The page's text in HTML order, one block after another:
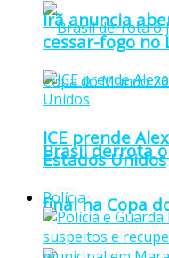
Brasil derrota o
final na Copa
Irã anuncia
cessar-fogo no
ICE prende
Estados Unidos
Polícia